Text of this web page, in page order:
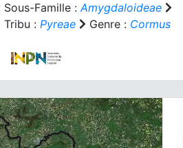
Sous-Famille :Amygdaloideae
Tribu : Pyreae Genre : Cormus